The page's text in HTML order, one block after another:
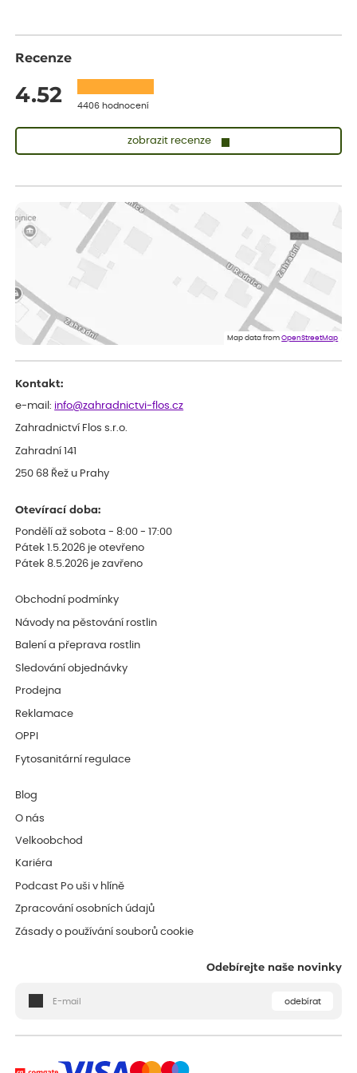
Recenze
4.52 4406 hodnocení
zobrazit recenze
Měla jsem pouze 1objednavku a zatím jsem spokojená se
sazenicemi
Miroslava
Rostliny byly v pořádku, dobře zabalené, celková spokojenost.
Doporučuji :). Spokojenost, stromky v pěkném stavu. Jediné, co
my chybělo, bylo komunikování nedostupného zboží před
Map data fromOpenStreetMap
Kontakt:
e-mail: info@zahradnictvi-flos.cz
Zahradnictví Flos s.r.o.
Zahradní 141
250 68 Řež u Prahy
Otevírací doba:
Pondělí až sobota - 8:00 - 17:00
Pátek 1.5.2026 je otevřeno
Pátek 8.5.2026 je zavřeno
Obchodní podmínky
Návody na pěstování rostlin
Balení a přeprava rostlin
Sledování objednávky
Prodejna
Reklamace
OPPI
Fytosanitární regulace
Blog
O nás
Velkoobchod
Kariéra
Podcast Po uši v hlíně
Zpracování osobních údajů
Zásady o používání souborů cookie
Odebírejte naše novinky
odebírat